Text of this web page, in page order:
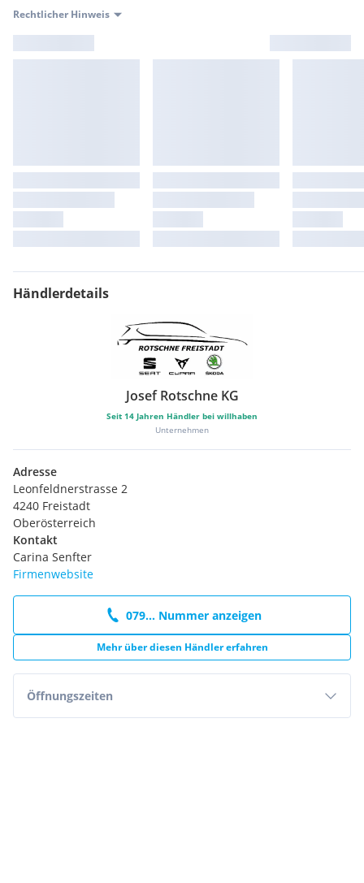
Rechtlicher Hinweis
Händlerdetails
Josef Rotschne KG
Seit 14 Jahren Händler bei willhaben
Unternehmen
Adresse
Leonfeldnerstrasse 2
4240 Freistadt
Oberösterreich
Kontakt
Carina Senfter
Firmenwebsite
079... Nummer anzeigen
Mehr über diesen Händler erfahren
Öffnungszeiten